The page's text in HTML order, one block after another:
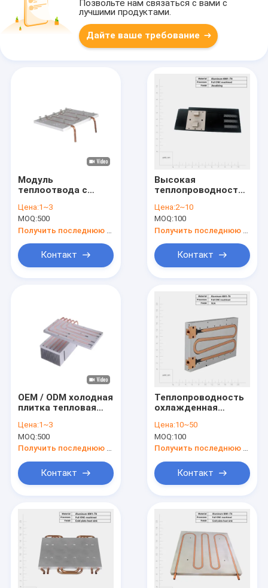
видео
Позвольте нам связаться с вами с
лучшими продуктами.
Дайте ваше требование
Модуль
теплоотвода с
холодной
пластиной Модуль
теплоотвода с
холодной
теплоотводной
панелью
Цена:1~3
MOQ:500
Контакт
Высокая
теплопроводность
холодной пластины
тепловая раковина
с возможностью
настройки
Цена:2~10
MOQ:100
Контакт
OEM / ODM холодная
плитка тепловая
теплопроводящей
пластинкой
Цена:1~3
MOQ:500
Получить последнюю цену
Контакт
Теплопроводность
охлажденная
холодная плитка
тепловая раковина
с жидкой системой
Цена:10~50
MOQ:100
Получить последнюю цену
Контакт